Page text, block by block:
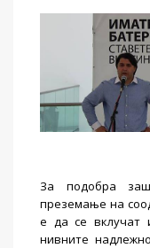
За подобра
преземање на
е да се вклучат
нивните